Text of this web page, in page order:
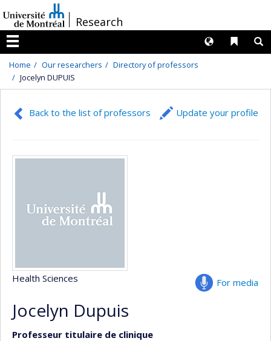
au
contenu
/Research
Menu
Liens
Langues
Home Our researchers
Directory of professors
Jocelyn DUPUIS
Back to the list of professors Update your profile
For media
Health Sciences
Jocelyn Dupuis
Professeur titulaire de clinique